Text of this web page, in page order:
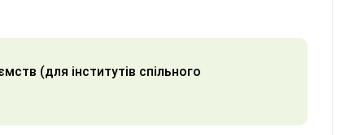
(для інститутів спільного